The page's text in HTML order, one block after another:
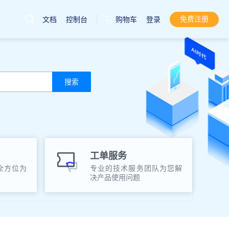
文档 控制台 购物车 登录 免费注册
搜索
方位为
工单服务
专业的技术服务团队为您解
决产品使用问题